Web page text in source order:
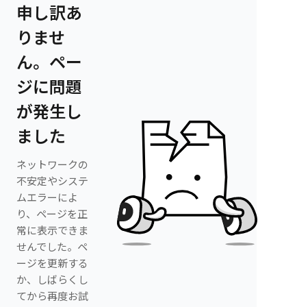
申し訳あ
りませ
ん。ペー
ジに問題
が発生し
ました
ネットワークの
不安定やシステ
ムエラーによ
り、ページを正
常に表示できま
せんでした。ペ
ージを更新する
か、しばらくし
てから再度お試